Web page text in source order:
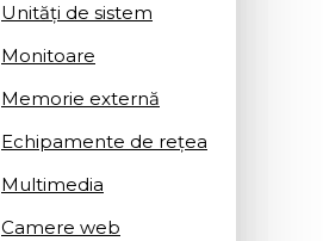
Unități de sistem
Monitoare
Memorie externă
Echipamente de rețea
Multimedia
Camere web